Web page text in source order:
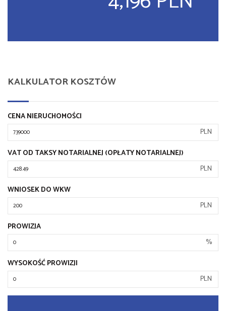
KALKULATOR KOSZTÓW
CENA NIERUCHOMOŚCI
PLN
VAT OD TAKSY NOTARIALNEJ (OPŁATY NOTARIALNEJ)
PLN
WNIOSEK DO WKW
PLN
PROWIZJA
%
WYSOKOŚĆ PROWIZJI
PLN